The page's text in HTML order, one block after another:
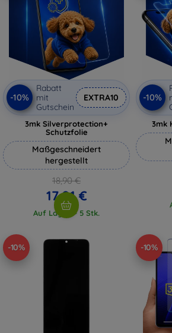
-10%
Rabatt
mit
Gutschein
EXTRA10
3mk Silverprotection+
Schutzfolie
Maßgeschneidert
hergestellt
18,90 €
17,01 €
Auf Lager > 5 Stk.
-10%
3mk
-10% -10%